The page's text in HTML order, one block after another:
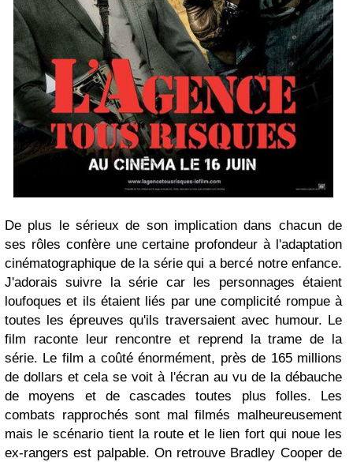
De plus le sérieux de son implication dans chacun de
ses rôles confère une certaine profondeur à l'adaptation
cinématographique de la série qui a bercé notre enfance.
J'adorais suivre la série car les personnages étaient
loufoques et ils étaient liés par une complicité rompue à
toutes les épreuves qu'ils traversaient avec humour. Le
film raconte leur rencontre et reprend la trame de la
série. Le film a coûté énormément, près de 165 millions
de dollars et cela se voit à l'écran au vu de la débauche
de moyens et de cascades toutes plus folles. Les
combats rapprochés sont mal filmés malheureusement
mais le scénario tient la route et le lien fort qui noue les
ex-rangers est palpable. On retrouve Bradley Cooper de